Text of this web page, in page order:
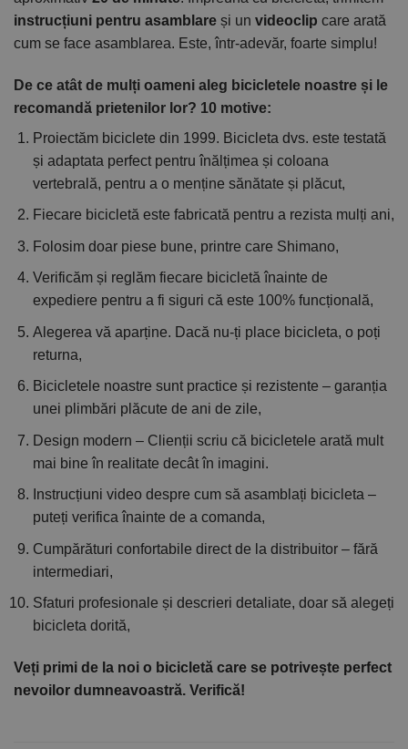
instrucțiuni pentru asamblare și un videoclip care arată
cum se face asamblarea. Este, într-adevăr, foarte simplu!
De ce atât de mulți oameni aleg bicicletele noastre și le
recomandă prietenilor lor? 10 motive:
Proiectăm biciclete din 1999. Bicicleta dvs. este testată
și adaptata perfect pentru înălțimea și coloana
vertebrală, pentru a o menține sănătate și plăcut,
Fiecare bicicletă este fabricată pentru a rezista mulți ani,
Folosim doar piese bune, printre care Shimano,
Verificăm și reglăm fiecare bicicletă înainte de
expediere pentru a fi siguri că este 100% funcțională,
Alegerea vă aparține. Dacă nu-ți place bicicleta, o poți
returna,
Bicicletele noastre sunt practice și rezistente – garanția
unei plimbări plăcute de ani de zile,
Design modern – Clienții scriu că bicicletele arată mult
mai bine în realitate decât în imagini.
Instrucțiuni video despre cum să asamblați bicicleta –
puteți verifica înainte de a comanda,
Cumpărături confortabile direct de la distribuitor – fără
intermediari,
Sfaturi profesionale și descrieri detaliate, doar să alegeți
bicicleta dorită,
Veți primi de la noi o bicicletă care se potrivește perfect
nevoilor dumneavoastră. Verifică!